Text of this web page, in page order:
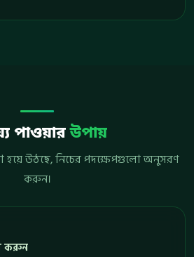
পাওয়ারউপায়
হয়ে উঠছে, নিচের পদক্ষেপগুলো অনুসরণ
করুন।
করুন